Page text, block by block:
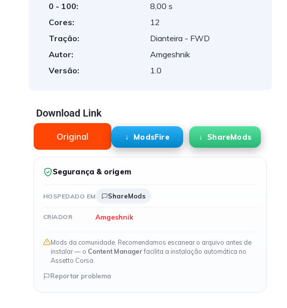
0 - 100:
8,00 s
Cores:
12
Tração:
Dianteira - FWD
Autor:
Amgeshnik
Versão:
1.0
Download Link
Original ModsFire ShareMods
Segurança & origem
HOSPEDADO EM ShareMods
CRIADOR Amgeshnik
Mods da comunidade. Recomendamos escanear o arquivo antes de
instalar — o Content Managerfacilita a instalação automática no
Assetto Corsa.
Reportar problema